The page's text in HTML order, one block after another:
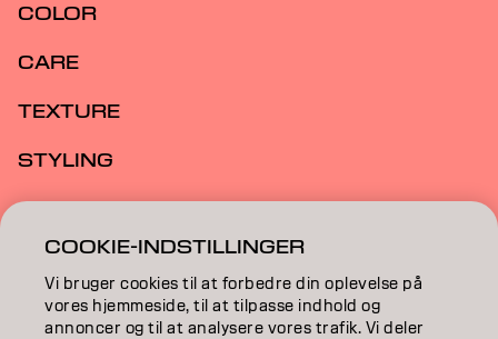
COLOR
CARE
TEXTURE
STYLING
INSPIRATION
EDUCATION
ABOUT
COOKIE-INDSTILLINGER
Vi bruger cookies til at forbedre din oplevelse på
vores hjemmeside, til at tilpasse indhold og
annoncer og til at analysere vores trafik. Vi deler